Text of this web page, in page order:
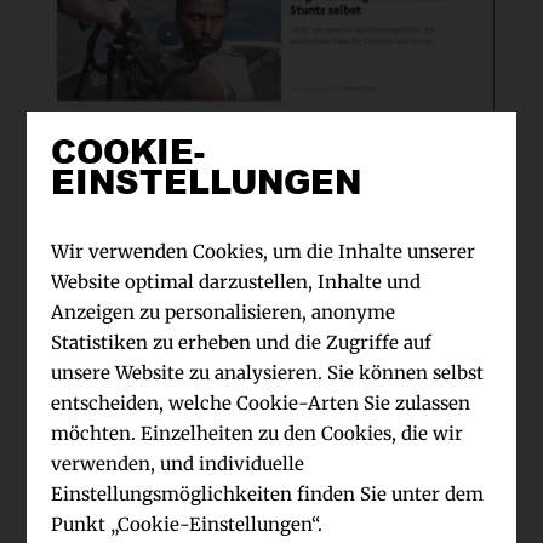
TURN ON, das Technik-Magazin von SATURN, wird von Content Fleet
konzepiert und produziert ©Screenshot turn-on.de 2020
COOKIE-
EINSTELLUNGEN
Wir verwenden Cookies, um die Inhalte unserer
Website optimal darzustellen, Inhalte und
Anzeigen zu personalisieren, anonyme
Statistiken zu erheben und die Zugriffe auf
unsere Website zu analysieren. Sie können selbst
entscheiden, welche Cookie-Arten Sie zulassen
möchten. Einzelheiten zu den Cookies, die wir
verwenden, und individuelle
Einstellungsmöglichkeiten finden Sie unter dem
Punkt „Cookie-Einstellungen“.